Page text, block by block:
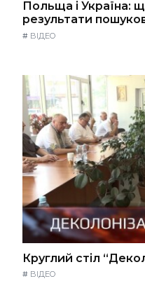
Польща і Україна:
результати
# ВІДЕО
Круглий стіл
# ВІДЕО